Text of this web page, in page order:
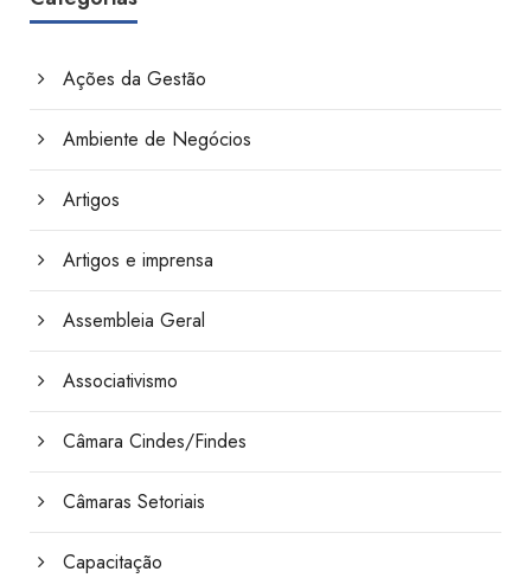
Ações da Gestão
Ambiente de Negócios
Artigos
Artigos e imprensa
Assembleia Geral
Associativismo
Câmara Cindes/Findes
Câmaras Setoriais
Capacitação